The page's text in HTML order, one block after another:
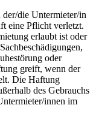
die Untermieter/in
eine Pflicht verletzt.
erlaubt ist oder
oder
greift, wenn der
Die Haftung
des Gebrauchs
innen im